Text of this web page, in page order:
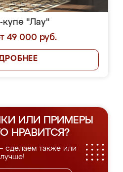
"Лау"
49 000 руб.
ИЛИ ПРИМЕРЫ
НРАВИТСЯ?
сделаем также или
лучше!